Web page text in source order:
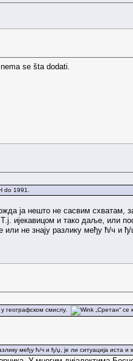
se šta dodati.
do 1991.
ја нешто не сасвим
ијекавицом и тако даље, или
не знају разлику међу ћ/ч и
географском смислу.
„Сретан“ се
међу ћ/ч и ђ/џ, је ли ситуација иста